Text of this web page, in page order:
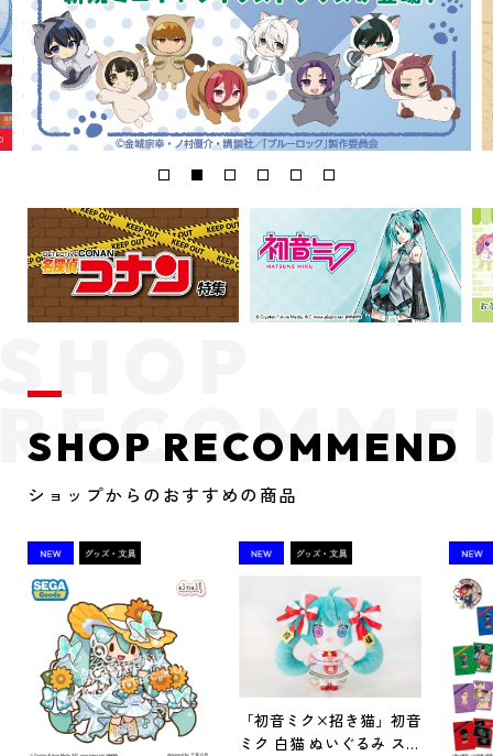
SHOP RECOMMEND
ショップからのおすすめの商品
「初音ミク×招き猫」初音
ミク 白猫 ぬいぐるみ スタ